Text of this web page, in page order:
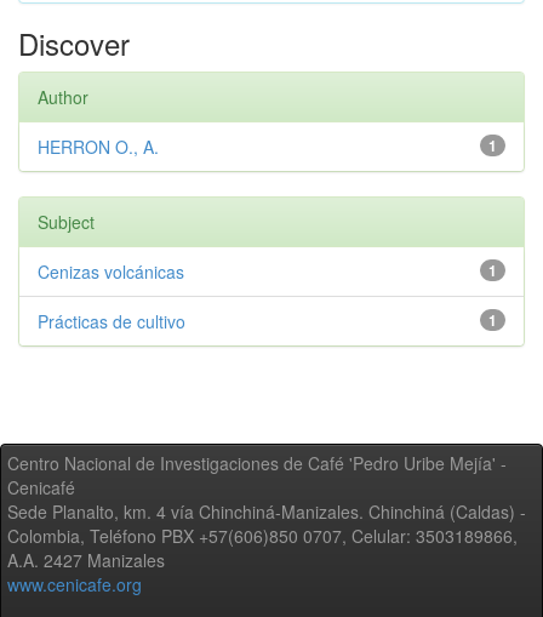
Discover
Author
1
HERRON O., A.
Subject
1
Cenizas volcánicas
1
Prácticas de cultivo
Centro Nacional de Investigaciones de Café 'Pedro Uribe Mejía' -
Cenicafé
Sede Planalto, km. 4 vía Chinchiná-Manizales. Chinchiná (Caldas) -
Colombia, Teléfono PBX +57(606)850 0707, Celular: 3503189866,
A.A. 2427 Manizales
www.cenicafe.org